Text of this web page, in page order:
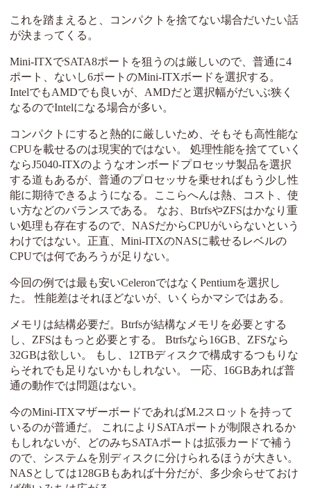
これを踏まえると、コンパクトを捨てない場合だいたい話
が決まってくる。
Mini-ITXでSATA8ポートを狙うのは厳しいので、普通に4
ポート、ないし6ポートのMini-ITXボードを選択する。
IntelでもAMDでも良いが、AMDだと選択幅がだいぶ狭く
なるのでIntelになる場合が多い。
コンパクトにすると熱的に厳しいため、そもそも高性能な
CPUを載せるのは現実的ではない。 処理性能を捨てていく
ならJ5040-ITXのようなオンボードプロセッサ製品を選択
する道もあるが、普通のプロセッサを乗せればもう少し性
能に期待できるようになる。ここらへんは熱、コスト、使
い方などのバランスである。 なお、BtrfsやZFSはかなり重
い処理も存在するので、NASだからCPUがいらないという
わけではない。正直、Mini-ITXのNASに載せるレベルの
CPUでは何であろうが足りない。
今回の例では最も安いCeleronではなくPentiumを選択し
た。 性能差はそれほどないが、いくらかマシではある。
メモリは結構必要だ。Btrfsが結構なメモリを必要とする
し、ZFSはもっと必要とする。 Btrfsなら16GB、ZFSなら
32GBは欲しい。 もし、12TBディスクで構成するつもりな
らそれでも足りないかもしれない。 一応、16GBあれば普
通の動作では問題はない。
今のMini-ITXマザーボードであればM.2スロットを持って
いるのが普通だ。 これによりSATAポートが制限されるか
もしれないが、どのみちSATAポートは拡張カードで補う
ので、システムを別ディスクに分けられるほうが大きい。
NASとしては128GBもあれば十分だが、多少余らせておけ